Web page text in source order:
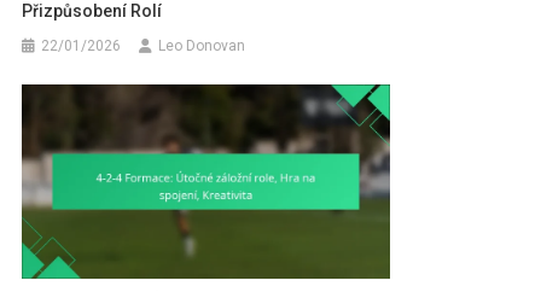
Přizpůsobení Rolí
22/01/2026 Leo Donovan